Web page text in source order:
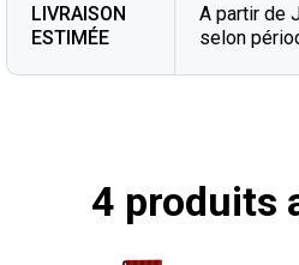
LIVRAISON
ESTIMÉE
A partir de
selon
4 produits